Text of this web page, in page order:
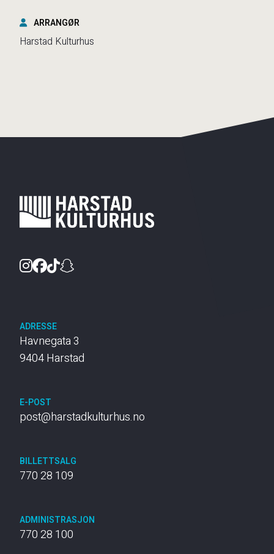
ARRANGØR
Harstad Kulturhus
Instagram
Facebook
TikTok
ADRESSE
Havnegata 3
9404 Harstad
E-POST
post@harstadkulturhus.no
BILLETTSALG
770 28 109
ADMINISTRASJON
770 28 100